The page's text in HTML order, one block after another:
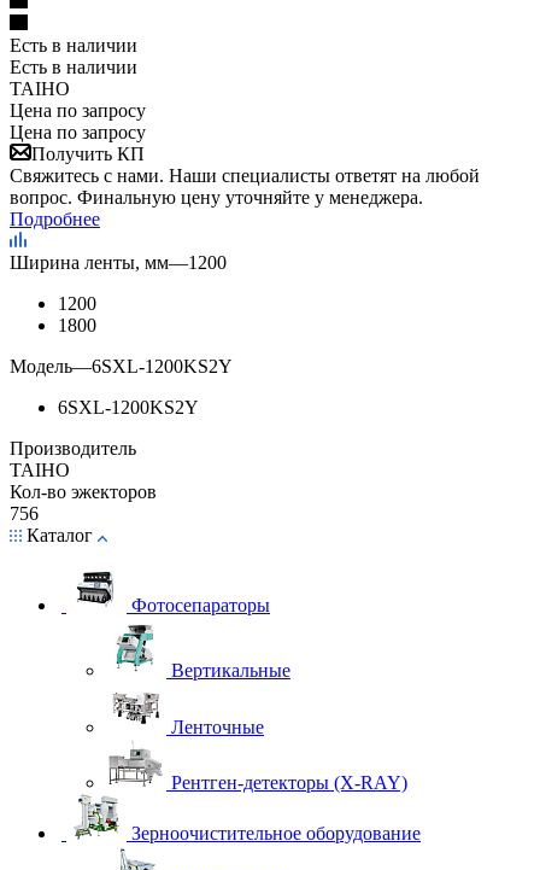
Есть в наличии
Есть в наличии
TAIHO
Цена по запросу
Цена по запросу
Получить КП
Свяжитесь с нами. Наши специалисты ответят на любой
вопрос. Финальную цену уточняйте у менеджера.
Подробнее
Ширина ленты, мм—1200
1200
1800
Модель—6SXL-1200KS2Y
6SXL-1200KS2Y
Производитель
TAIHO
Кол-во эжекторов
756
Каталог
Фотосепараторы
Вертикальные
Ленточные
Рентген-детекторы (X-RAY)
Зерноочистительное оборудование